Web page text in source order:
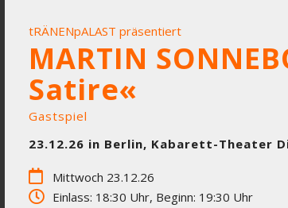
tRÄNENpALAST präsentiert
MARTIN
Satire«
Gastspiel
23.12.26 in Berlin, Kabarett-Theater
Mittwoch 23.12.26
Einlass: 18:30 Uhr, Beginn: 19:30 Uhr